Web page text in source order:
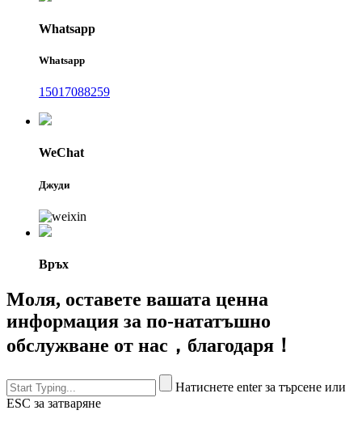
Whatsapp
Whatsapp
15017088259
WeChat
Джуди
Връх
Моля, оставете вашата ценна
информация за по-нататъшно
обслужване от нас，благодаря！
Натиснете enter за търсене или
ESC за затваряне